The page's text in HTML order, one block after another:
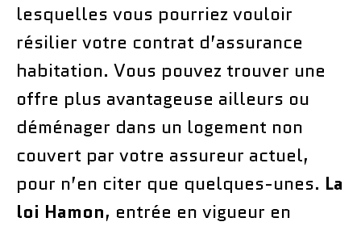
lesquelles vous pourriez vouloir
résilier votre contrat d’assurance
habitation. Vous pouvez trouver une
offre plus avantageuse ailleurs ou
déménager dans un logement non
couvert par votre assureur actuel,
pour n’en citer que quelques-unes. La
loi Hamon, entrée en vigueur en